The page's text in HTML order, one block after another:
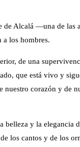
de Alcalá —una de las
a los hombres.
de una
que está vivo y
corazón y de
belleza y la elegancia
los cantos y de los